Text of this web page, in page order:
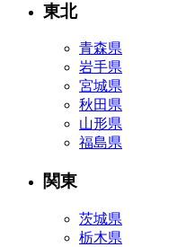
東北
青森県
岩手県
宮城県
秋田県
山形県
福島県
関東
茨城県
栃木県